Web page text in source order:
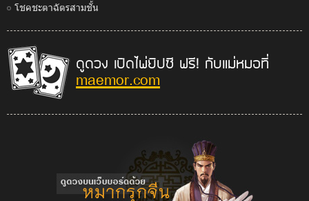
โชคชะตาฉัตรสามชั้น
ดูดวง เปิดไพ่ยิปซี ฟรี! กับแม่หมอที่
maemor.com